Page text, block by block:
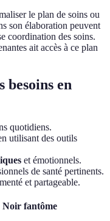
le plan de soins ou
son élaboration peuvent
coordination des soins.
ait accès à ce plan
besoins en
quotidiens.
utilisant des outils
et émotionnels.
de santé pertinents.
et partageable.
Noir fantôme